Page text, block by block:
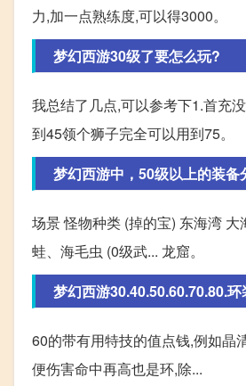
力,加一点熟练度,可以得3000。
梦幻西游30级了要怎么玩?
我总结了几点,可以参考下1.首充
到45领个狮子完全可以用到75。
梦幻西游中，50级以上的装
场景 怪物种类 (掉的宝) 东海湾
蛙、海毛虫 (0级武... 龙窟。
梦幻西游30.40.50.60.70.80.
60的带有用特技的值点钱,例如晶
便伤害命中再高也是环,除...